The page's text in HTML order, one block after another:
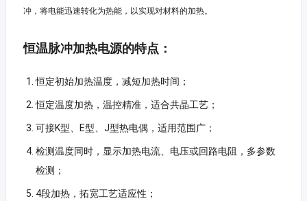
冲，将电能迅速转化为热能，以实现对材料的加热。
恒温脉冲加热电源的特点：
恒定初始加热温度，减短加热时间；
恒定温度加热，温控精准，适合共晶工艺；
可接K型、E型、J型热电偶，适用范围广；
检测温度同时，显示加热电流、电压或回路电阻，多参数
检测；
4段加热，拓宽工艺适应性；